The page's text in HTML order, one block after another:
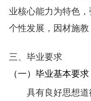
业核心能力为特色
个性发展，因材施
三、毕业要求
（一）毕业基本要求
具有良好思想道德